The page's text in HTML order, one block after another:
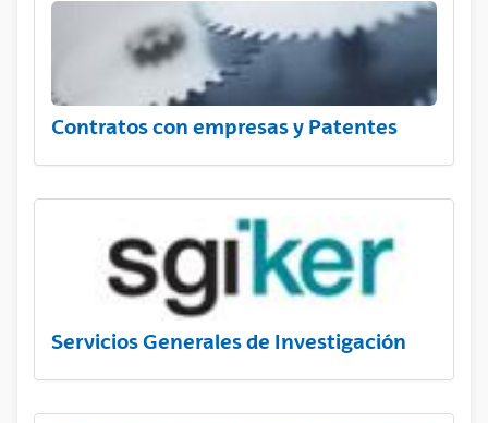
Contratos con empresas y Patentes
Servicios Generales de Investigación